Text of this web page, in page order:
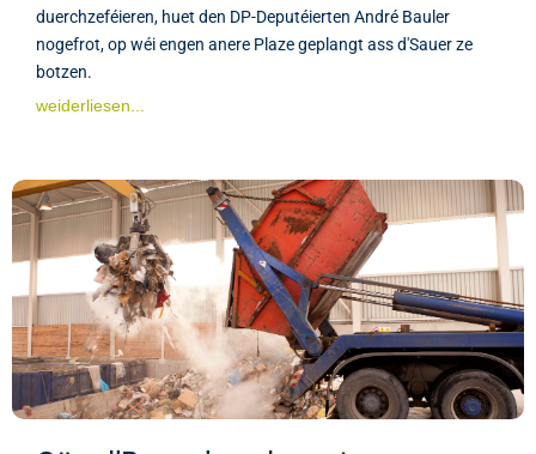
duerchzeféieren, huet den DP-Deputéierten André Bauler
nogefrot, op wéi engen anere Plaze geplangt ass d'Sauer ze
botzen.
weiderliesen...